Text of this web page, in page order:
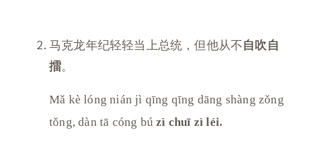
马克龙年纪轻轻当上总统，但他从不自吹自
擂。
Mǎ kè lóng nián jì qīng qīng dāng shàng zǒng
tǒng, dàn tā cóng búzì chuī zì léi.